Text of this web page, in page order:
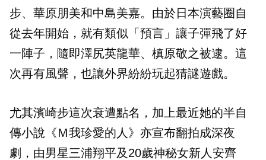
步、華原朋美和中島美嘉。由於日本演藝圈自
從去年開始，就有類似「預言」讓子彈飛了好
一陣子，隨即澤尻英龍華、槙原敬之被逮。這
次再有風聲，也讓外界紛紛玩起猜謎遊戲。
尤其濱崎步這次衰遭點名，加上最近她的半自
傳小說《Ｍ我珍愛的人》亦宣布翻拍成深夜
劇，由男星三浦翔平及20歲神秘女新人安齊